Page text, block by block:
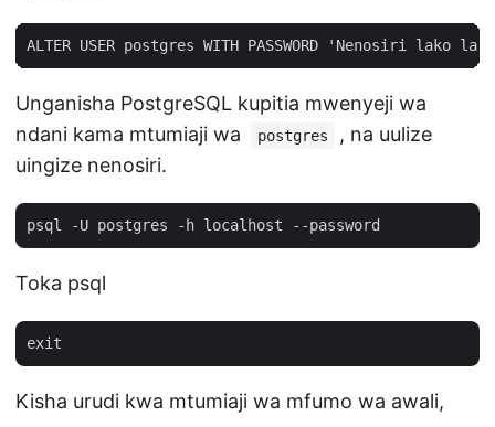
Unganisha PostgreSQL kupitia mwenyeji wa
ndani kama mtumiaji wa
postgres
, na uulize
uingize nenosiri.
Toka psql
Kisha urudi kwa mtumiaji wa mfumo wa awali,